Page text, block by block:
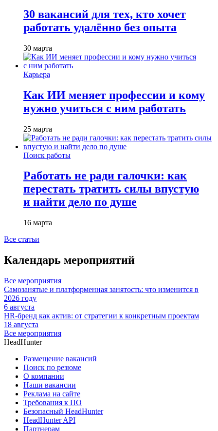
30 вакансий для тех, кто хочет
работать удалённо без опыта
30 марта
Карьера
Как ИИ меняет профессии и кому
нужно учиться с ним работать
25 марта
Поиск работы
Работать не ради галочки: как
перестать тратить силы впустую
и найти дело по душе
16 марта
Все статьи
Календарь мероприятий
Все мероприятия
Самозанятые и платформенная занятость: что изменится в
2026 году
6 августа
HR-бренд как актив: от стратегии к конкретным проектам
18 августа
Все мероприятия
HeadHunter
Размещение вакансий
Поиск по резюме
О компании
Наши вакансии
Реклама на сайте
Требования к ПО
Безопасный HeadHunter
HeadHunter API
Партнерам